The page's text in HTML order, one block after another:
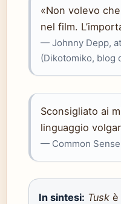
«Non volevo
nel film.
— Johnny Depp,
(Dikotomiko, blog
Sconsigliato ai
linguaggio
— Common Sense
In sintesi: Tusk è